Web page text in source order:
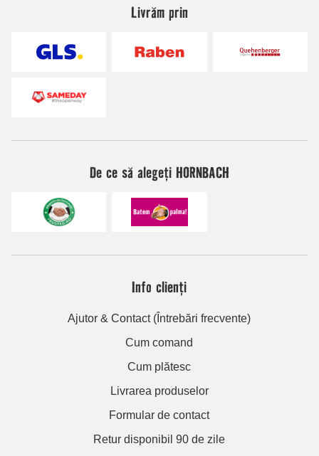
Livrăm prin
De ce să alegeți HORNBACH
Info clienți
Ajutor & Contact (Întrebări frecvente)
Cum comand
Cum plătesc
Livrarea produselor
Formular de contact
Retur disponibil 90 de zile